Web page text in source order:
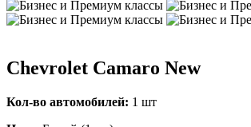
Chevrolet Camaro New
Кол-во автомобилей: 1 шт